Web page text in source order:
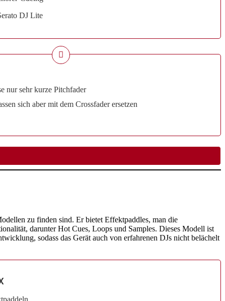
DJ Lite
nur sehr kurze Pitchfader
sich aber mit dem Crossfader ersetzen
zu finden sind. Er bietet Effektpaddles, man die
darunter Hot Cues, Loops und Samples. Dieses Modell ist
sodass das Gerät auch von erfahrenen DJs nicht belächelt